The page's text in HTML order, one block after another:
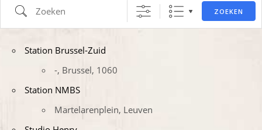
Zoeken ZOEKEN
Station Brussel-Zuid
-, Brussel, 1060
Station NMBS
Martelarenplein, Leuven